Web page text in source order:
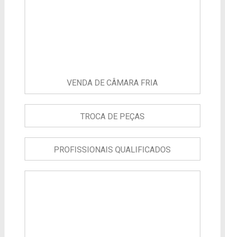
VENDA DE CÂMARA FRIA
TROCA DE PEÇAS
PROFISSIONAIS QUALIFICADOS